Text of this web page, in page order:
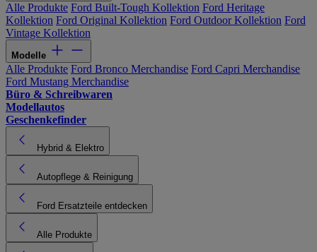
Alle Produkte Ford Built-Tough Kollektion Ford Heritage
Kollektion Ford Original Kollektion Ford Outdoor Kollektion Ford
Vintage Kollektion
Modelle
Alle Produkte Ford Bronco Merchandise Ford Capri Merchandise
Ford Mustang Merchandise
Büro & Schreibwaren
Modellautos
Geschenkefinder
Hybrid & Elektro
Autopflege & Reinigung
Ford Ersatzteile entdecken
Alle Produkte